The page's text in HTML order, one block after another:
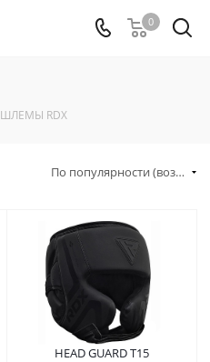
0
ШЛЕМЫ RDX
По популярности (возрастание)
HEAD GUARD T15